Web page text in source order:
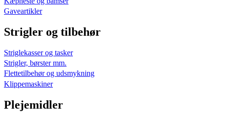
Gaveartikler
Strigler og tilbehør
Striglekasser og tasker
Strigler, børster mm.
Flettetilbehør og udsmykning
Klippemaskiner
Plejemidler